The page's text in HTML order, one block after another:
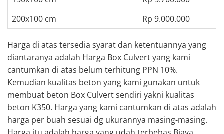
200x100 cm
Rp 9.000.000
Harga di atas tersedia syarat dan ketentuannya yang
diantaranya adalah Harga Box Culvert yang kami
cantumkan di atas belum terhitung PPN 10%.
Kemudian kualitas beton yang kami gunakan untuk
membuat beton Box Culvert sendiri yakni kualitas
beton K350. Harga yang kami cantumkan di atas adalah
harga per buah sesuai dg ukurannya masing-masing.